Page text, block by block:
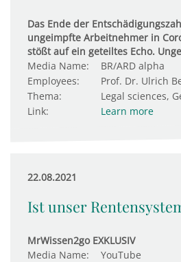
Das Ende der
ungeimpfte Arbeitnehmer in
stößt auf ein geteiltes Echo.
Media Name:
BR/ARD alpha
Employees:
Prof. Dr. Ulrich
Thema:
Legal sciences,
Link:
Learn more
22.08.2021
Ist unser
MrWissen2go EXKLUSIV
Media Name:
YouTube